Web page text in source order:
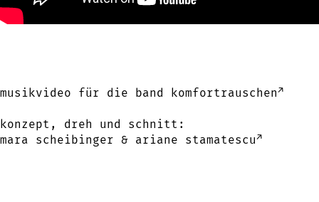
musikvideo für die band komfortrauschen↗
konzept, dreh und schnitt:
mara scheibinger & ariane stamatescu↗